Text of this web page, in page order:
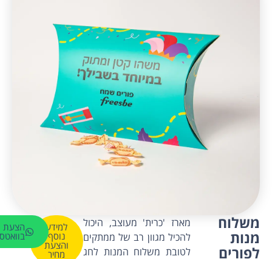
משלוח
מנות
לפורים
מארז 'כרית' מעוצב, היכול
להכיל מגוון רב של ממתקים
לטובת משלוח המנות לחג
למידע
נוסף
והצעת
מחיר
הצעת